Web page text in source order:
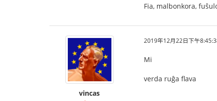
Fia, malbonkora,
vincas
2019年12月22日下午
Mi
verda ruĝa flava